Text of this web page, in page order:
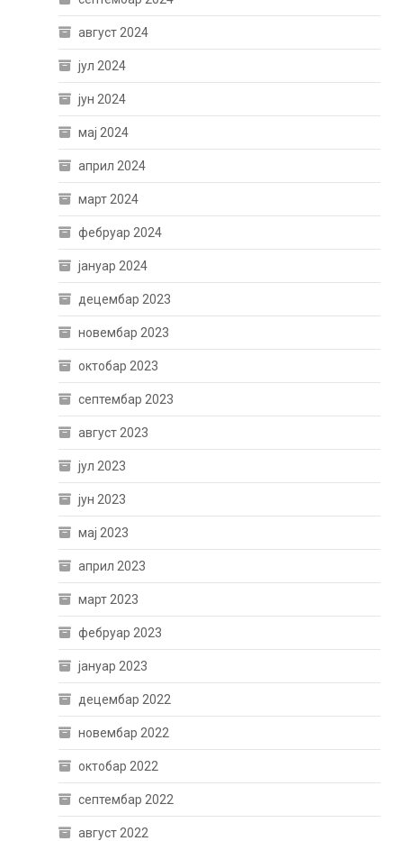
август 2024
јул 2024
јун 2024
мај 2024
април 2024
март 2024
фебруар 2024
јануар 2024
децембар 2023
новембар 2023
октобар 2023
септембар 2023
август 2023
јул 2023
јун 2023
мај 2023
април 2023
март 2023
фебруар 2023
јануар 2023
децембар 2022
новембар 2022
октобар 2022
септембар 2022
август 2022